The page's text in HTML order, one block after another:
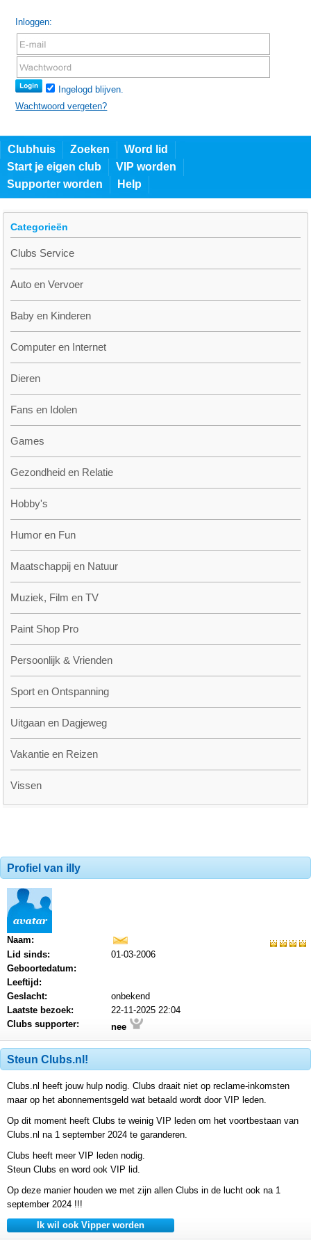
Inloggen:
Ingelogd blijven.
Wachtwoord vergeten?
Clubhuis Zoeken
Word lid
Start je eigen club
VIP worden
Supporter worden
Help
Categorieën
Clubs Service
Auto en Vervoer
Baby en Kinderen
Computer en Internet
Dieren
Fans en Idolen
Games
Gezondheid en Relatie
Hobby's
Humor en Fun
Maatschappij en Natuur
Muziek, Film en TV
Paint Shop Pro
Persoonlijk & Vrienden
Sport en Ontspanning
Uitgaan en Dagjeweg
Vakantie en Reizen
Vissen
Profiel van illy
Naam:
Lid sinds:
01-03-2006
Geboortedatum:
Leeftijd:
Geslacht:
onbekend
Laatste bezoek:
22-11-2025 22:04
Clubs supporter:
nee
Steun Clubs.nl!
Clubs.nl heeft jouw hulp nodig. Clubs draait niet op reclame-inkomsten
maar op het abonnementsgeld wat betaald wordt door VIP leden.
Op dit moment heeft Clubs te weinig VIP leden om het voortbestaan van
Clubs.nl na 1 september 2024 te garanderen.
Clubs heeft meer VIP leden nodig.
Steun Clubs en word ook VIP lid.
Op deze manier houden we met zijn allen Clubs in de lucht ook na 1
september 2024 !!!